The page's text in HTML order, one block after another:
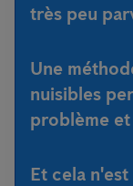
très peu
Une
nuisibles
problème
Et cela